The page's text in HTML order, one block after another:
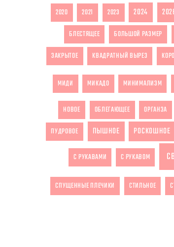
2020 2021 2023 2024
БЛЕСТЯЩЕЕ БОЛЬШОЙ РАЗМЕР
ЗАКРЫТОЕ КВАДРАТНЫЙ ВЫРЕЗ
МИДИ МИКАДО МИНИМАЛИЗМ
НОВОЕ ОБЛЕГАЮЩЕЕ ОРГАНЗА
ПУДРОВОЕ ПЫШНОЕ РОСКОШНОЕ
С РУКАВАМИ С РУКАВОМ
СПУЩЕННЫЕ ПЛЕЧИКИ СТИЛЬНОЕ